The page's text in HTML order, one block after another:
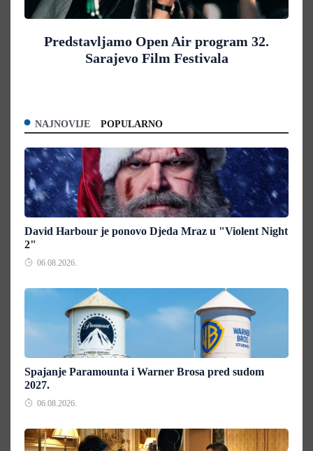
Predstavljamo Open Air program 32.
Sarajevo Film Festivala
NAJNOVIJE POPULARNO
David Harbour je ponovo Djeda Mraz u "Violent Night
2"
06.08.2026.
Spajanje Paramounta i Warner Brosa pred sudom
2027.
06.08.2026.